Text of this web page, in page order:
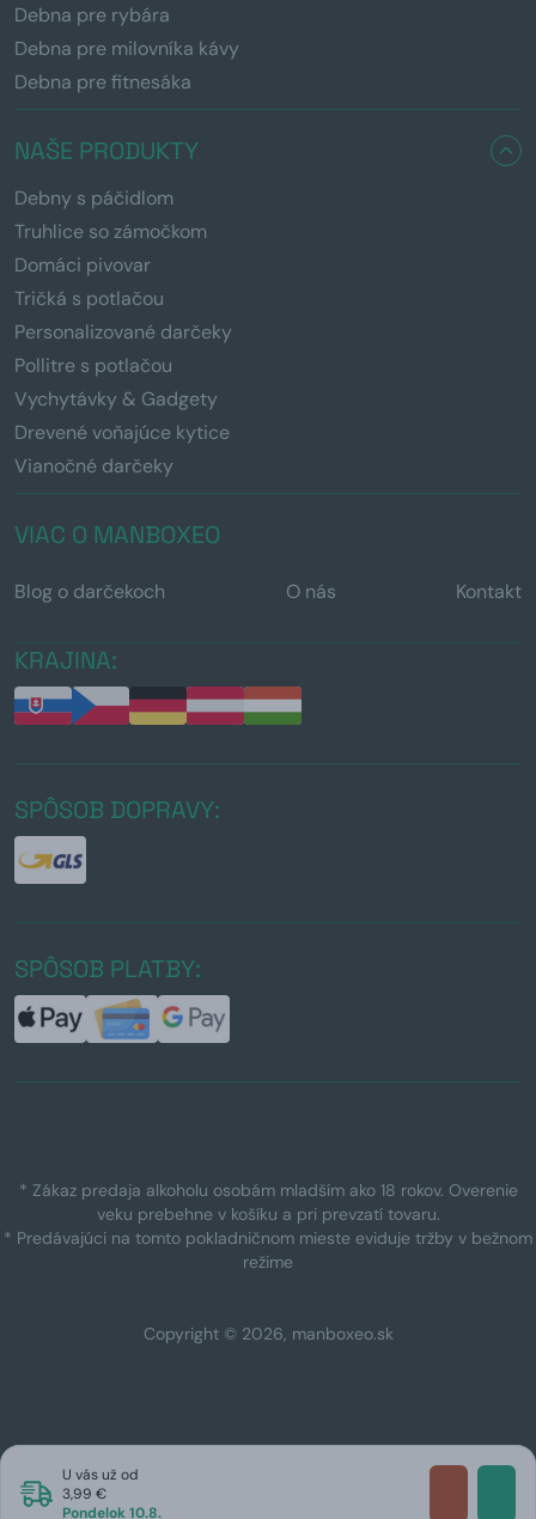
Pondelok 10.8.
U vás už od
3,99 €
Debna pre rybára
Debna pre milovníka kávy
Debna pre fitnesáka
NAŠE PRODUKTY
Debny s páčidlom
Truhlice so zámočkom
Domáci pivovar
Tričká s potlačou
Personalizované darčeky
Pollitre s potlačou
Vychytávky & Gadgety
Drevené voňajúce kytice
Vianočné darčeky
VIAC O MANBOXEO
Blog o darčekoch O nás Kontakt
KRAJINA:
SPÔSOB DOPRAVY:
SPÔSOB PLATBY:
* Zákaz predaja alkoholu osobám mladším ako 18 rokov. Overenie
veku prebehne v košíku a pri prevzatí tovaru.
* Predávajúci na tomto pokladničnom mieste eviduje tržby v bežnom
režime
Copyright © 2026, manboxeo.sk